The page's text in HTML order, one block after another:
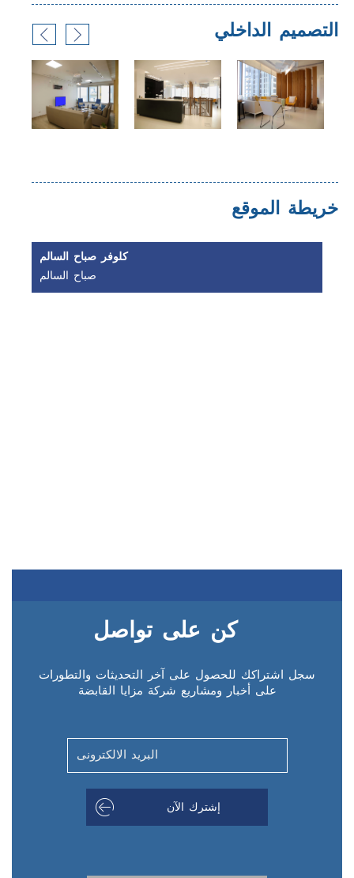
التصميم الداخلي
خريطة الموقع
كلوفر صباح السالم
صباح السالم
كن على تواصل
سجل اشتراكك للحصول على آخر التحديثات والتطورات
على أخبار ومشاريع شركة مزايا القابضة